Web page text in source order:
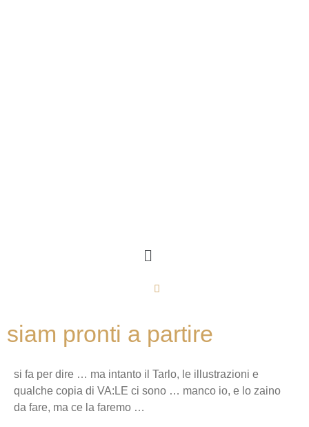
siam pronti a partire
si fa per dire … ma intanto il Tarlo, le illustrazioni e
qualche copia di VA:LE ci sono … manco io, e lo zaino
da fare, ma ce la faremo …